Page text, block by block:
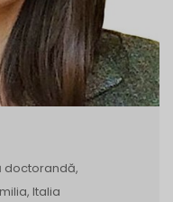
doctorandă,
Italia